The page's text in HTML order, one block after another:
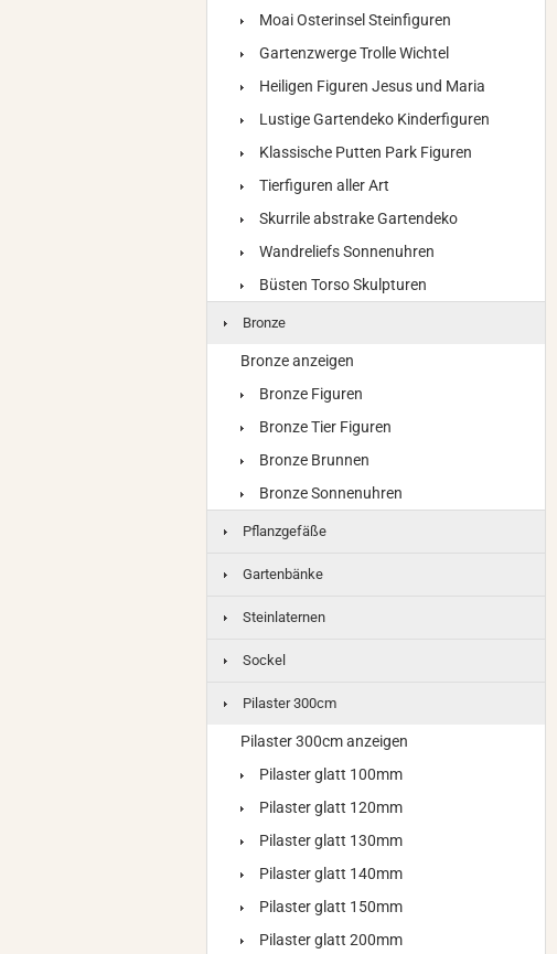
Moai Osterinsel Steinfiguren
Gartenzwerge Trolle Wichtel
Heiligen Figuren Jesus und Maria
Lustige Gartendeko Kinderfiguren
Klassische Putten Park Figuren
Tierfiguren aller Art
Skurrile abstrake Gartendeko
Wandreliefs Sonnenuhren
Büsten Torso Skulpturen
Bronze
Bronze anzeigen
Bronze Figuren
Bronze Tier Figuren
Bronze Brunnen
Bronze Sonnenuhren
Pflanzgefäße
Gartenbänke
Steinlaternen
Sockel
Pilaster 300cm
Pilaster 300cm anzeigen
Pilaster glatt 100mm
Pilaster glatt 120mm
Pilaster glatt 130mm
Pilaster glatt 140mm
Pilaster glatt 150mm
Pilaster glatt 200mm